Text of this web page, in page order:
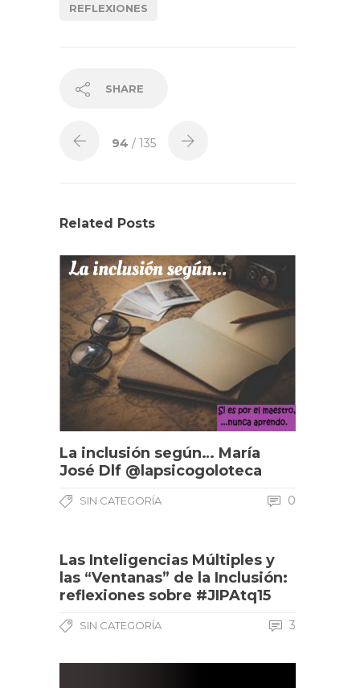
REFLEXIONES
SHARE
94 / 135
Related Posts
La inclusión según… María
José Dlf @lapsicogoloteca
SIN CATEGORÍA 0
Las Inteligencias Múltiples y
las “Ventanas” de la Inclusión:
reflexiones sobre #JIPAtq15
SIN CATEGORÍA 3